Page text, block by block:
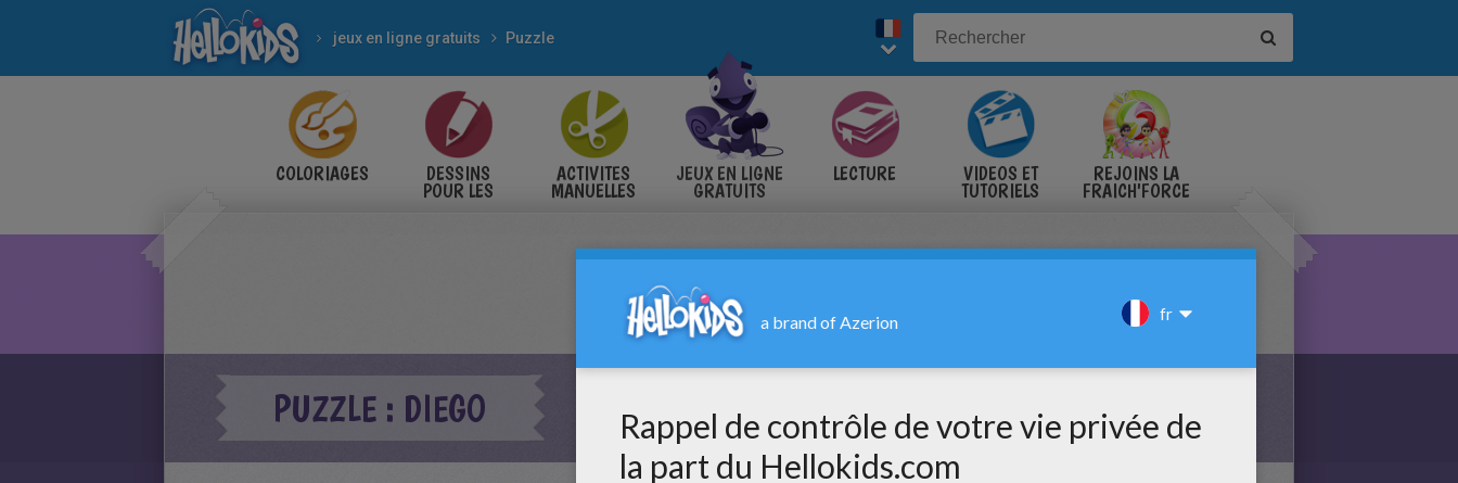
jeux en ligne gratuits Puzzle
COLORIAGES DESSINS
POUR LES
ACTIVITES
MANUELLES
JEUX EN LIGNE
GRATUITS
LECTURE VIDÉOS ET
TUTORIELS
REJOINS LA
FRAICH'FORCE
PUZZLE : DIEGO